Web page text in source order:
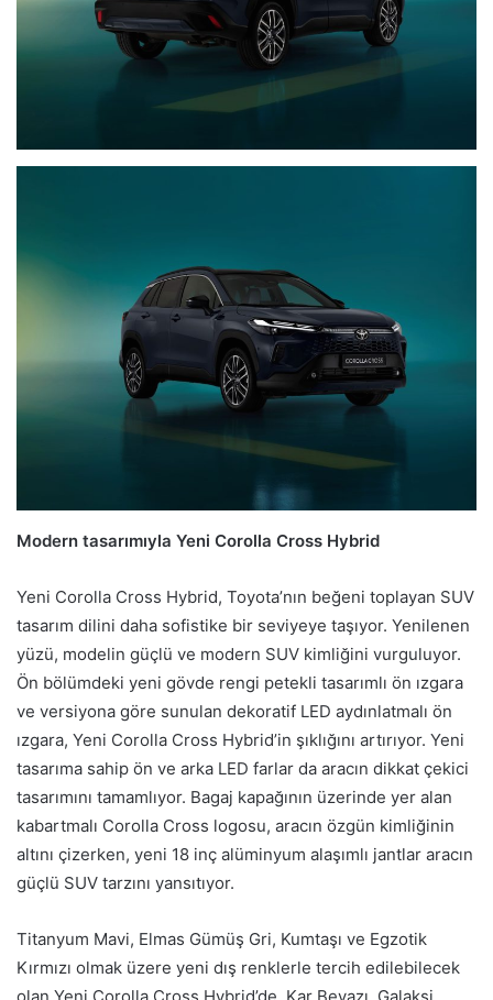
Modern tasarımıyla Yeni Corolla Cross Hybrid
Yeni Corolla Cross Hybrid, Toyota’nın beğeni toplayan SUV
tasarım dilini daha sofistike bir seviyeye taşıyor. Yenilenen
yüzü, modelin güçlü ve modern SUV kimliğini vurguluyor.
Ön bölümdeki yeni gövde rengi petekli tasarımlı ön ızgara
ve versiyona göre sunulan dekoratif LED aydınlatmalı ön
ızgara, Yeni Corolla Cross Hybrid’in şıklığını artırıyor. Yeni
tasarıma sahip ön ve arka LED farlar da aracın dikkat çekici
tasarımını tamamlıyor. Bagaj kapağının üzerinde yer alan
kabartmalı Corolla Cross logosu, aracın özgün kimliğinin
altını çizerken, yeni 18 inç alüminyum alaşımlı jantlar aracın
güçlü SUV tarzını yansıtıyor.
Titanyum Mavi, Elmas Gümüş Gri, Kumtaşı ve Egzotik
Kırmızı olmak üzere yeni dış renklerle tercih edilebilecek